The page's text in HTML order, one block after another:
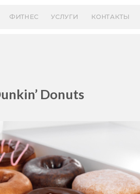
ФИТНЕС УСЛУГИ КОНТАКТЫ
Donuts